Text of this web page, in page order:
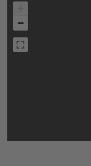
−